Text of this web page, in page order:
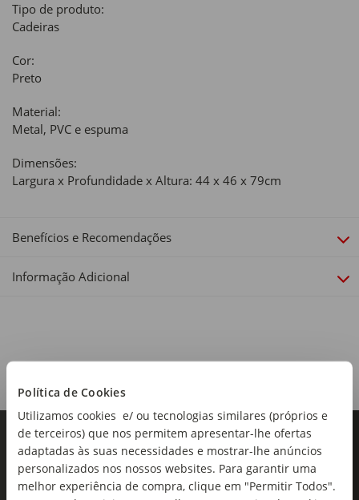
Política de Cookies
Utilizamos cookies e/ ou tecnologias similares (próprios e
de terceiros) que nos permitem apresentar-lhe ofertas
adaptadas às suas necessidades e mostrar-lhe anúncios
personalizados nos nossos websites. Para garantir uma
melhor experiência de compra, clique em "Permitir Todos".
Tipo de produto:
Cadeiras
Cor:
Preto
Material:
Metal, PVC e espuma
Dimensões:
Largura x Profundidade x Altura: 44 x 46 x 79cm
Benefícios e Recomendações
Informação Adicional